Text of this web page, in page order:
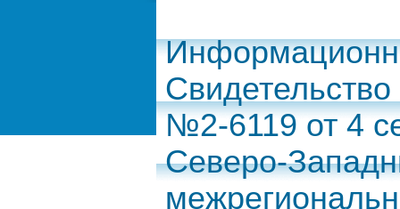
№2-6119 от 4
Северо-